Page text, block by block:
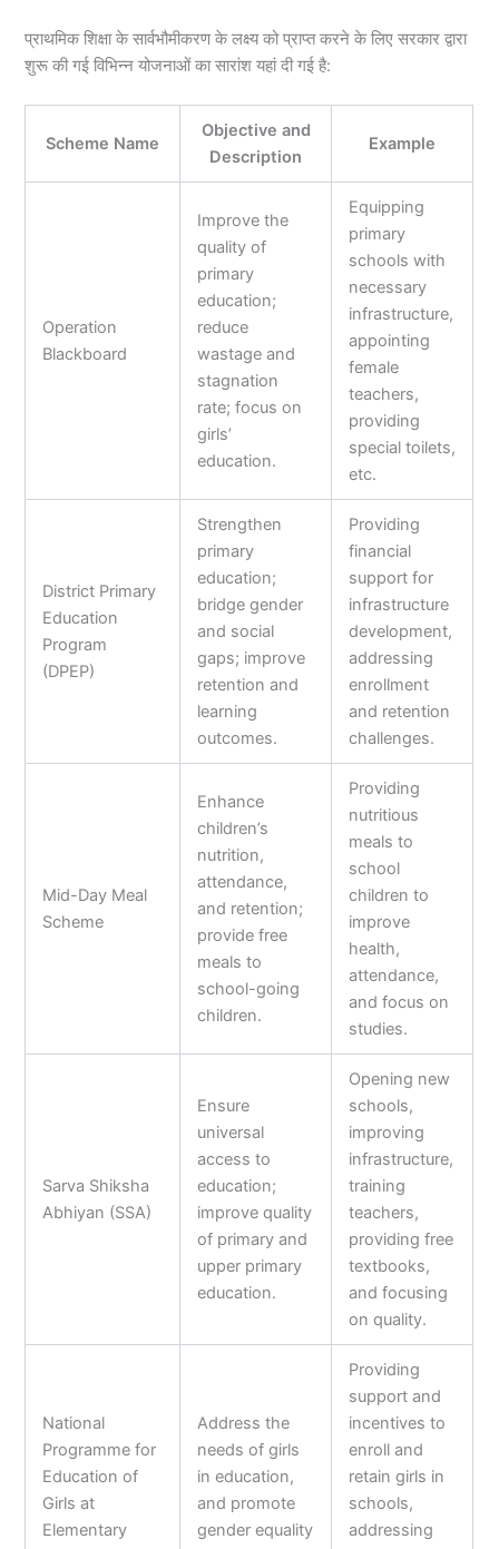
प्राथमिक शिक्षा के सार्वभौमीकरण के लक्ष्य को प्राप्त करने के लिए सरकार द्वारा
शुरू की गई विभिन्न योजनाओं का सारांश यहां दी गई है:
Scheme Name
Objective and
Description
Example
Operation
Blackboard
Improve the
quality of
primary
education;
reduce
wastage and
stagnation
rate; focus on
girls’
education.
Equipping
primary
schools with
necessary
infrastructure,
appointing
female
teachers,
providing
special toilets,
etc.
District Primary
Education
Program
(DPEP)
Strengthen
primary
education;
bridge gender
and social
gaps; improve
retention and
learning
outcomes.
Providing
financial
support for
infrastructure
development,
addressing
enrollment
and retention
challenges.
Mid-Day Meal
Scheme
Enhance
children’s
nutrition,
attendance,
and retention;
provide free
meals to
school-going
children.
Providing
nutritious
meals to
school
children to
improve
health,
attendance,
and focus on
studies.
Sarva Shiksha
Abhiyan (SSA)
Ensure
universal
access to
education;
improve quality
of primary and
upper primary
education.
Opening new
schools,
improving
infrastructure,
training
teachers,
providing free
textbooks,
and focusing
on quality.
National
Programme for
Education of
Girls at
Elementary
Address the
needs of girls
in education,
and promote
gender equality
Providing
support and
incentives to
enroll and
retain girls in
schools,
addressing